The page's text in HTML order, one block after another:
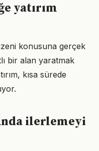
yatırım
konusuna gerçek
bir alan yaratmak
kısa sürede
ilerlemeyi